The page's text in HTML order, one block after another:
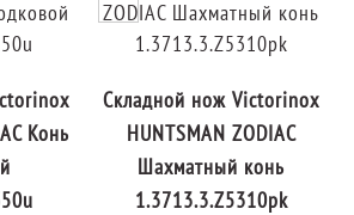
Конь
Складной нож Victorinox
HUNTSMAN ZODIAC
Шахматный конь
1.3713.3.Z5310pk